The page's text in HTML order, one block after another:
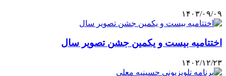
۱۴۰۳/۰۹/۰۹
اختتامیه بیست و یکمین جشن تصویر سال
۱۴۰۲/۱۲/۲۳